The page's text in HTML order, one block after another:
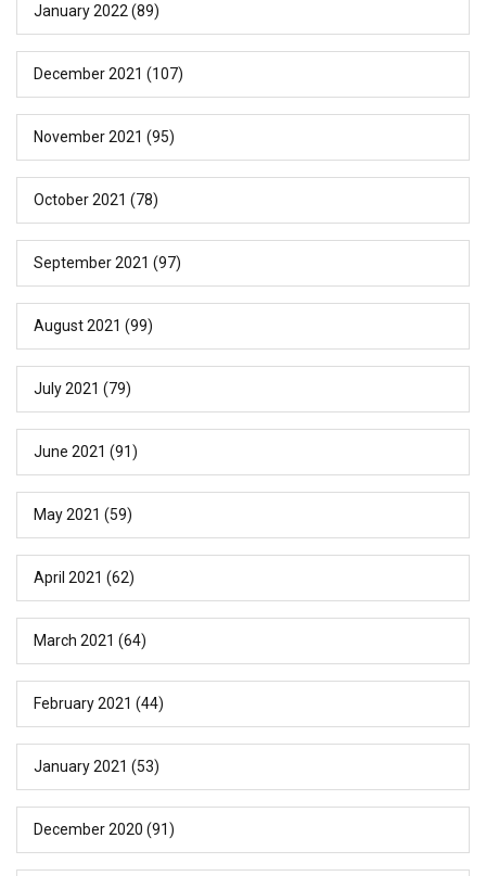
January 2022 (89)
December 2021 (107)
November 2021 (95)
October 2021 (78)
September 2021 (97)
August 2021 (99)
July 2021 (79)
June 2021 (91)
May 2021 (59)
April 2021 (62)
March 2021 (64)
February 2021 (44)
January 2021 (53)
December 2020 (91)